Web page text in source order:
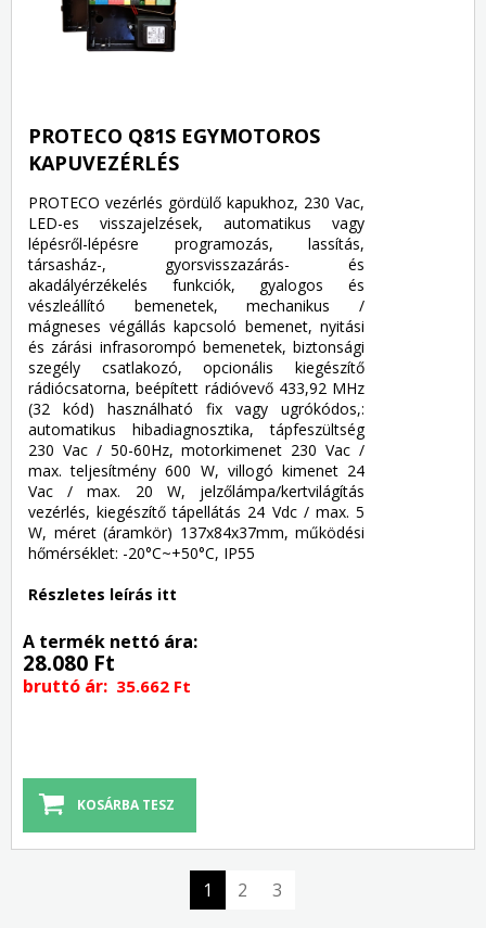
PROTECO Q81S EGYMOTOROS
KAPUVEZÉRLÉS
PROTECO vezérlés gördülő kapukhoz, 230 Vac,
LED-es visszajelzések, automatikus vagy
lépésről-lépésre programozás, lassítás,
társasház-, gyorsvisszazárás- és
akadályérzékelés funkciók, gyalogos és
vészleállító bemenetek, mechanikus /
mágneses végállás kapcsoló bemenet, nyitási
és zárási infrasorompó bemenetek, biztonsági
szegély csatlakozó, opcionális kiegészítő
rádiócsatorna, beépített rádióvevő 433,92 MHz
(32 kód) használható fix vagy ugrókódos,:
automatikus hibadiagnosztika, tápfeszültség
230 Vac / 50-60Hz, motorkimenet 230 Vac /
max. teljesítmény 600 W, villogó kimenet 24
Vac / max. 20 W, jelzőlámpa/kertvilágítás
vezérlés, kiegészítő tápellátás 24 Vdc / max. 5
W, méret (áramkör) 137x84x37mm, működési
hőmérséklet: -20°C~+50°C, IP55
Részletes leírás itt
A termék nettó ára:
28.080 Ft
bruttó ár: 35.662 Ft
1 2 3